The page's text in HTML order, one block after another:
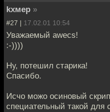
kxмep »
#27 | 17.02.01 10:54
Уважаемый awecs!
:-))))
Ну, потешил старика!
Спасибо.
Исчо можо осиновый
специательный такой для